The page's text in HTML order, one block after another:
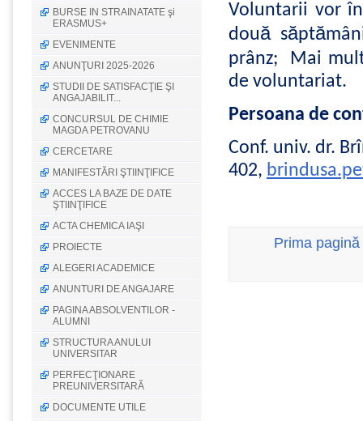
BURSE IN STRAINATATE şi
ERASMUS+
EVENIMENTE
ANUNŢURI 2025-2026
STUDII DE SATISFACŢIE ŞI
ANGAJABILIT...
CONCURSUL DE CHIMIE
MAGDA PETROVANU
CERCETARE
MANIFESTĂRI ŞTIINŢIFICE
ACCES LA BAZE DE DATE
ŞTIINŢIFICE
ACTA CHEMICA IAŞI
PROIECTE
ALEGERI ACADEMICE
ANUNTURI DE ANGAJARE
PAGINA ABSOLVENTILOR -
ALUMNI
STRUCTURA ANULUI
UNIVERSITAR
PERFECŢIONARE
PREUNIVERSITARĂ
DOCUMENTE UTILE
Voluntarii vor
douăsăptă
prânz; Mai
de voluntariat.
Persoana de
Conf. univ. dr.
402,
Prima pagină